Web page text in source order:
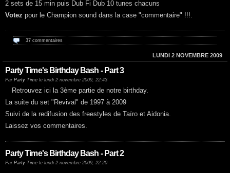
2 sets de 15 min puis Dub Fi Dub 10 tunes chacuns
Votez pour le Champion sound dans la case "commentaire" !!!.
37 commentaires
LUNDI 2 NOVEMBRE 2009
Party Time's Birthday Bash - Part 3
Par Party Time le lundi 2 novembre 2009, 22:43
Retrouvez ici la 3ème partie de notre birthday.
La suite du set "Revival" de 1997 à 2009
Suivi de la redifusion des freestyles de Taïro et Aidonia.
Laissez vos commentaires.
Party Time's Birthday Bash - Part 2
Par Party Time le lundi 2 novembre 2009, 22:20